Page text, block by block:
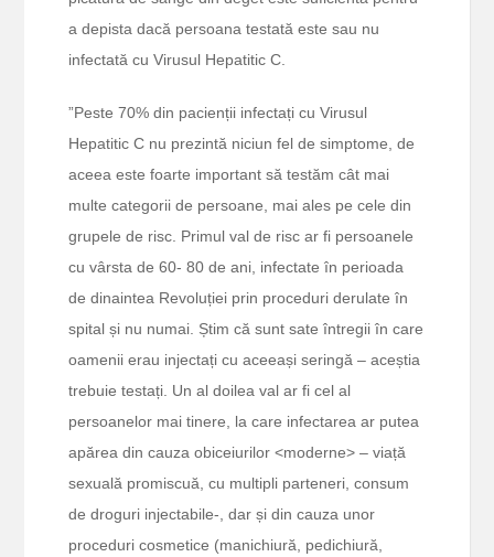
a depista dacă persoana testată este sau nu
infectată cu Virusul Hepatitic C.
”Peste 70% din pacienții infectați cu Virusul
Hepatitic C nu prezintă niciun fel de simptome, de
aceea este foarte important să testăm cât mai
multe categorii de persoane, mai ales pe cele din
grupele de risc. Primul val de risc ar fi persoanele
cu vârsta de 60- 80 de ani, infectate în perioada
de dinaintea Revoluției prin proceduri derulate în
spital și nu numai. Știm că sunt sate întregii în care
oamenii erau injectați cu aceeași seringă – aceștia
trebuie testați. Un al doilea val ar fi cel al
persoanelor mai tinere, la care infectarea ar putea
apărea din cauza obiceiurilor <moderne> – viață
sexuală promiscuă, cu multipli parteneri, consum
de droguri injectabile-, dar și din cauza unor
proceduri cosmetice (manichiură, pedichiură,